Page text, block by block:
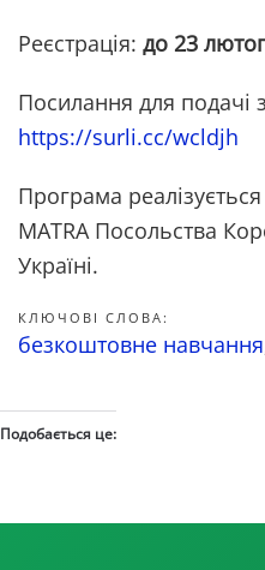
Реєстрація: до 23
Посилання для подачі
https://surli.cc/wcldjh
Програма
MATRA Посольства
Україні.
КЛЮЧОВІ СЛОВА:
безкоштовне навчання
Подобається це: